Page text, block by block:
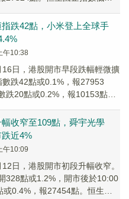
跌42點，小米登上全球手
午10:38
16日，港股開市早段跌幅輕微擴
跌42點或0.1%，報27953
跌20點或0.2%，報10153點。
收窄至109點，舜宇光學
近4%
午10:09
12日，港股開市初段升幅收窄。
328點或1.2%，開市後於10:00
0.4%，報27454點。恒生國